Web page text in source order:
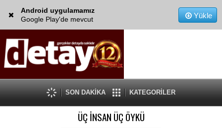
Android uygulamamız
Google Play'de mevcut
Yükle
SON DAKİKA KATEGORİLER
ÜÇ İNSAN ÜÇ ÖYKÜ